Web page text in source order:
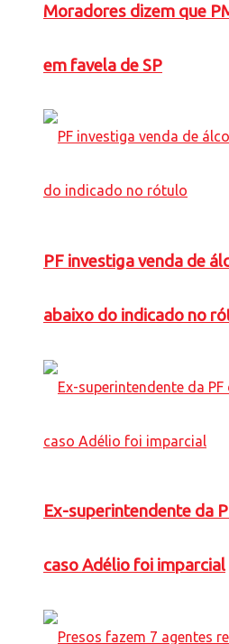
Moradores dizem que
em favela de SP
PF investiga venda de
abaixo do indicado no
Ex-superintendente da
caso Adélio foi imparcial